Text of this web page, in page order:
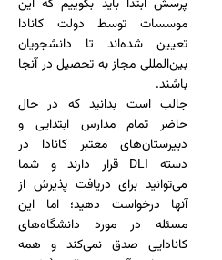
پرسش ابتدا باید بگوییم که این
موسسات توسط دولت کانادا
تعیین شده‌اند تا دانشجویان
بین‌المللی مجاز به تحصیل در آنجا
باشند.
جالب است بدانید که در حال
حاضر تمام مدارس ابتدایی و
دبیرستان‌های معتبر کانادا در
دسته DLI قرار دارند و شما
می‌توانید برای دریافت پذیرش از
آنها درخواست دهید؛ اما این
مسئله در مورد دانشگاه‌های
کانادایی صدق نمی‌کند و همه